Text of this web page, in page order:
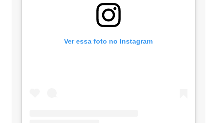
Ver essa foto no Instagram